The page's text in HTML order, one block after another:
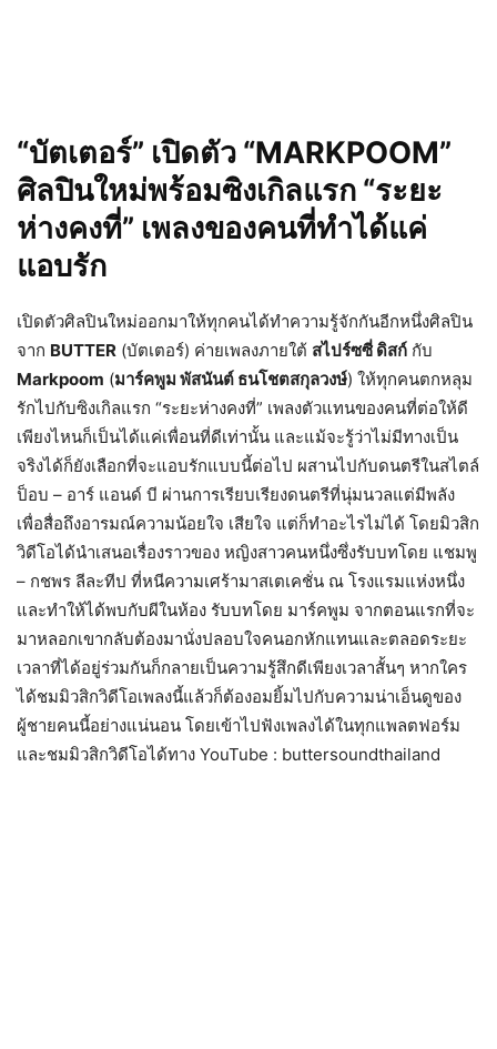
“บัตเตอร์” เปิดตัว “MARKPOOM”
ศิลปินใหม่พร้อมซิงเกิลแรก “ระยะ
ห่างคงที่” เพลงของคนที่ทำได้แค่
แอบรัก
เปิดตัวศิลปินใหม่ออกมาให้ทุกคนได้ทำความรู้จักกันอีกหนึ่งศิลปิน
จาก BUTTER (บัตเตอร์) ค่ายเพลงภายใต้ สไปร์ซซี่ ดิสก์ กับ
Markpoom (มาร์คพูม พัสนันต์ ธนโชตสกุลวงษ์) ให้ทุกคนตกหลุม
รักไปกับซิงเกิลแรก “ระยะห่างคงที่” เพลงตัวแทนของคนที่ต่อให้ดี
เพียงไหนก็เป็นได้แค่เพื่อนที่ดีเท่านั้น และแม้จะรู้ว่าไม่มีทางเป็น
จริงได้ก็ยังเลือกที่จะแอบรักแบบนี้ต่อไป ผสานไปกับดนตรีในสไตล์
ป็อบ – อาร์ แอนด์ บี ผ่านการเรียบเรียงดนตรีที่นุ่มนวลแต่มีพลัง
เพื่อสื่อถึงอารมณ์ความน้อยใจ เสียใจ แต่ก็ทำอะไรไม่ได้ โดยมิวสิก
วิดีโอได้นำเสนอเรื่องราวของ หญิงสาวคนหนึ่งซึ่งรับบทโดย แชมพู
– กชพร ลีละทีป ที่หนีความเศร้ามาสเตเคชั่น ณ โรงแรมแห่งหนึ่ง
และทำให้ได้พบกับผีในห้อง รับบทโดย มาร์คพูม จากตอนแรกที่จะ
มาหลอกเขากลับต้องมานั่งปลอบใจคนอกหักแทนและตลอดระยะ
เวลาที่ได้อยู่ร่วมกันก็กลายเป็นความรู้สึกดีเพียงเวลาสั้นๆ หากใคร
ได้ชมมิวสิกวิดีโอเพลงนี้แล้วก็ต้องอมยิ้มไปกับความน่าเอ็นดูของ
ผู้ชายคนนี้อย่างแน่นอน โดยเข้าไปฟังเพลงได้ในทุกแพลตฟอร์ม
และชมมิวสิกวิดีโอได้ทาง YouTube : buttersoundthailand